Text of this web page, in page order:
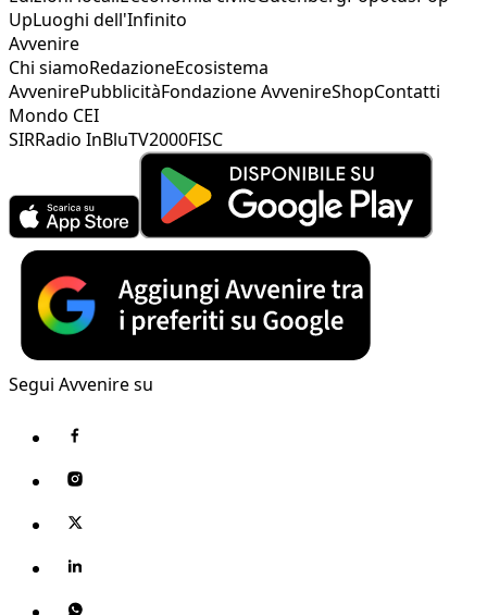
UpLuoghi dell'Infinito
Avvenire
Chi siamoRedazioneEcosistema
AvvenirePubblicitàFondazione AvvenireShopContatti
Mondo CEI
SIRRadio InBluTV2000FISC
Segui Avvenire su